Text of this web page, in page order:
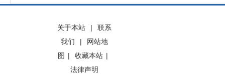
关于本站 |
联系
我们
|
网站地
图 | 收藏本站 |
法律声明